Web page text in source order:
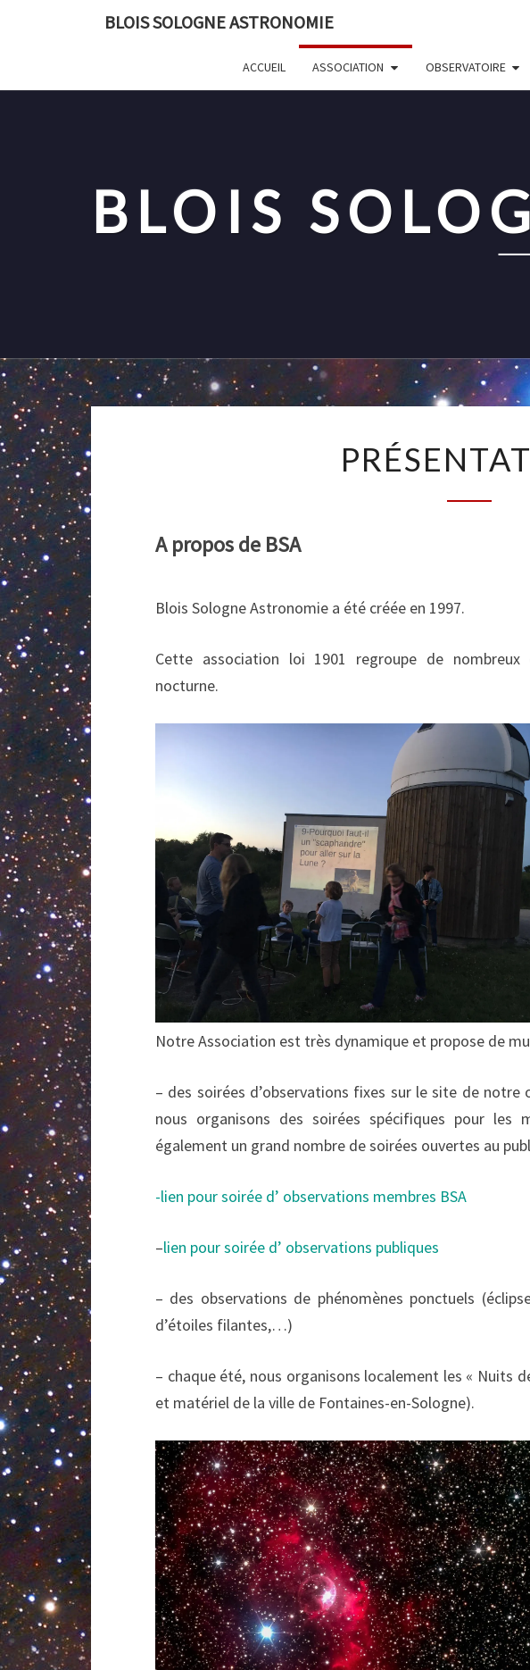
BLOIS SOLOGNE ASTRONOMIE
ACCUEIL ASSOCIATION OBSERVATOIRE
BLOIS
A propos de BSA
Blois Sologne Astronomie a été créée en 1997.
Cette association loi 1901 regroupe de
nocturne.
Notre Association est très dynamique et propose de
– des soirées d’observations fixes sur le site de notre
nous organisons des soirées spécifiques pour les
également un grand nombre de soirées ouvertes au
-lien pour soirée d’ observations membres BSA
–lien pour soirée d’ observations publiques
– des observations de phénomènes ponctuels
d’étoiles filantes,…)
– chaque été, nous organisons localement les « Nuits
et matériel de la ville de Fontaines-en-Sologne).